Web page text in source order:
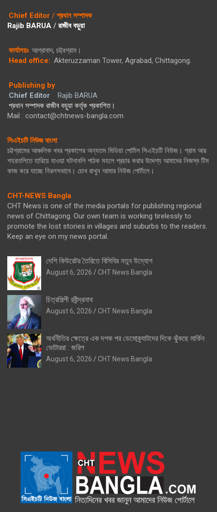
Chief Editor / প্রধান সম্পাদক
Rajib BARUA / রাজীব বড়ুয়া
কার্যালয়ঃ আগ্রাবাদ, চট্ট্রগ্রাম।
Head office: Akteruzzaman Tower, Agrabad, Chittagong.
Publishing by
Chief Editor
Rajib BARUA
প্রধান সম্পাদক রাজীব বড়ুয়া কর্তৃক প্রকাশিত।
Mail : contact@chtnews-bangla.com
সিএইচটি নিউজ বাংলা
চট্টগ্রামের আঞ্চলিক খবর প্রকাশের অন্যতম মিডিয়া পোর্টাল সিএইচটি নিউজ। গ্রাম আর
শহরতলিতে হারিয়ে যাওয়া ঘটনাবলি পাঠক মহলে প্রচার করার উদ্দেশ্য আমাদের নিজস্ব টিম
কাজ করে যাচ্ছে নিরলসভাবে। চোখ রাখুন আমার নিউজ পোর্টালে।
CHT-NEWS Bangla
CHT News is one of the media portals for publishing regional
news of Chittagong. Our own team is working tirelessly to
promote the lost stories in villages and suburbs to the readers.
Keep an eye on my news portal.
দেশি কিউরেটর তৈরিতে বিসিবির নতুন উদ্যোগ
August 6, 2026 CHT News Bangla
চিত্রশিল্পী রবীন্দ্রনাথ
August 6, 2026 CHT News Bangla
অর্থনীতির ক্ষেত্রে এক দশক পর ডেমোক্র্যাটদের দিকে ঝুঁকছে মার্কিন
ভোটাররা : জরিপ
August 6, 2026 CHT News Bangla